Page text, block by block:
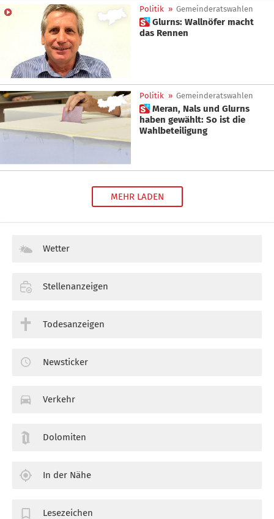
Politik » Gemeinderatswahlen
 Glurns: Wallnöfer macht
das Rennen
Politik » Gemeinderatswahlen
 Meran, Nals und Glurns
haben gewählt: So ist die
Wahlbeteiligung
MEHR LADEN
Wetter
Stellenanzeigen
Todesanzeigen
Newsticker
Verkehr
Dolomiten
In der Nähe
Lesezeichen